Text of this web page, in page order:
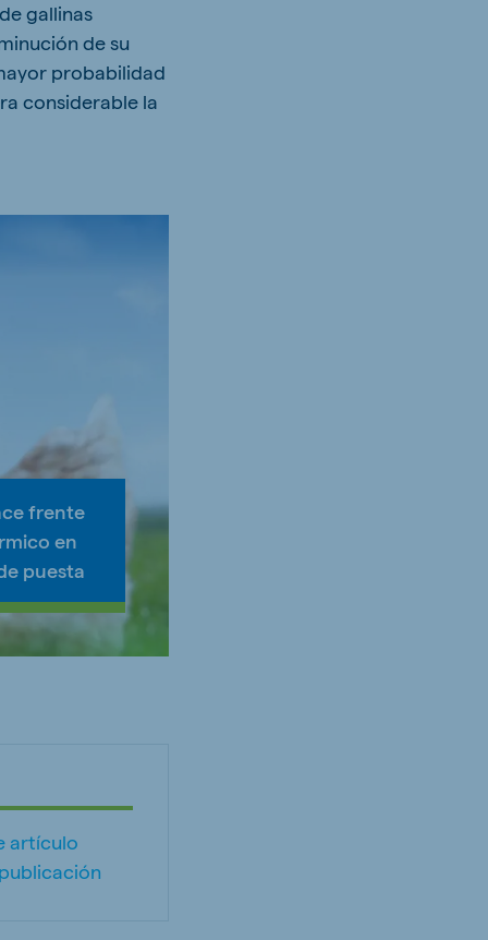
gallinas
de su
probabilidad
considerable la
frente
en
puesta
artículo